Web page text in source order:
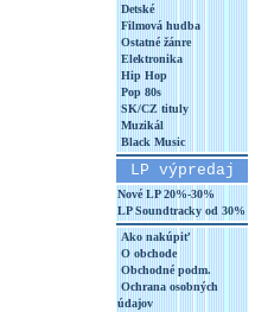
Detské
Filmová hudba
Ostatné žánre
Elektronika
Hip Hop
Pop 80s
SK/CZ tituly
Muzikál
Black Music
LP výpredaj
Nové LP 20%-30%
LP Soundtracky od 30%
Ako nakúpiť
O obchode
Obchodné podm.
Ochrana osobných
údajov